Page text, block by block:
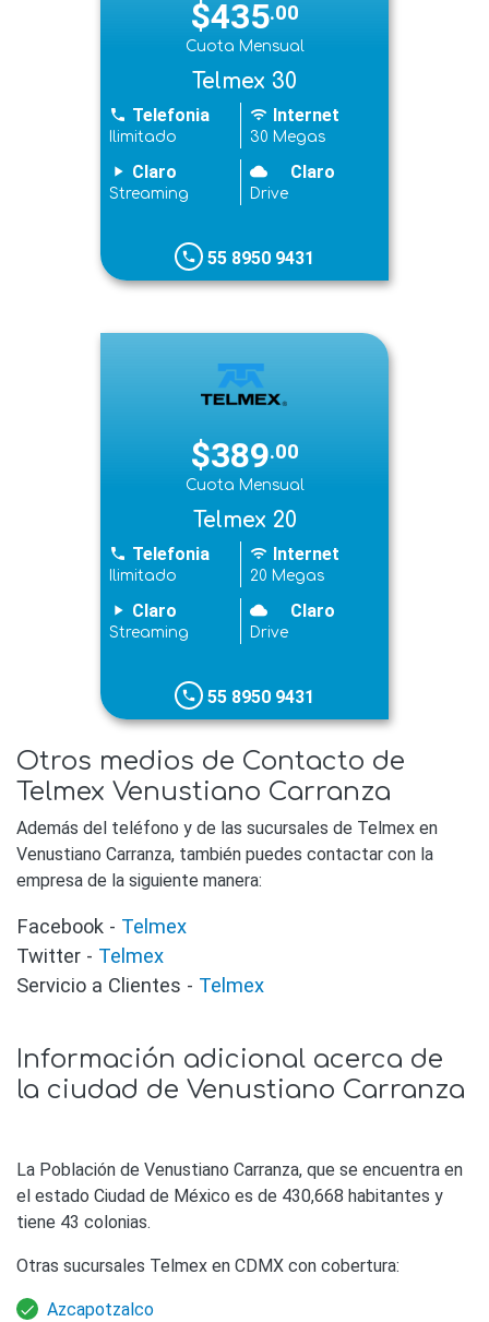
$435.00
Cuota Mensual
Telmex 30
phone Telefonia
Ilimitado
wifi Internet
30 Megas
play_arrow Claro
Streaming
cloudy Claro
Drive
phone 55 8950 9431
$389.00
Cuota Mensual
Telmex 20
phone Telefonia
Ilimitado
wifi Internet
20 Megas
play_arrow Claro
Streaming
cloudy Claro
Drive
phone 55 8950 9431
Otros medios de Contacto de
Telmex Venustiano Carranza
Además del teléfono y de las sucursales de Telmex en
Venustiano Carranza, también puedes contactar con la
empresa de la siguiente manera:
Facebook - Telmex
Twitter - Telmex
Servicio a Clientes - Telmex
Información adicional acerca de
la ciudad de Venustiano Carranza
La Población de Venustiano Carranza, que se encuentra en
el estado Ciudad de México es de 430,668 habitantes y
tiene 43 colonias.
Otras sucursales Telmex en CDMX con cobertura:
Azcapotzalco